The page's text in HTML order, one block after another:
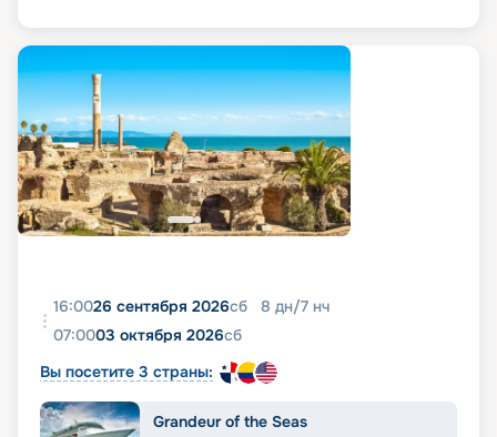
16:0026 сентября 2026сб 8 дн/7 нч
07:0003 октября 2026сб
Вы посетите 3 страны:
Grandeur of the Seas